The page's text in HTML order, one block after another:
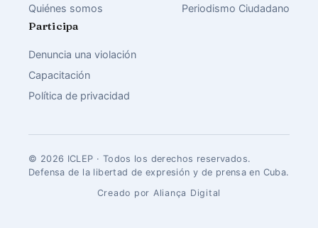
Quiénes somos
Periodismo Ciudadano
Participa
Denuncia una violación
Capacitación
Política de privacidad
© 2026 ICLEP · Todos los derechos reservados.
Defensa de la libertad de expresión y de prensa en Cuba.
Creado por Aliança Digital